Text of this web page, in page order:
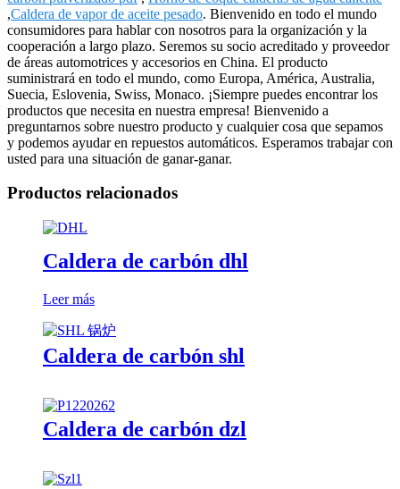
,Caldera de vapor de aceite pesado. Bienvenido en todo el mundo
consumidores para hablar con nosotros para la organización y la
cooperación a largo plazo. Seremos su socio acreditado y proveedor
de áreas automotrices y accesorios en China. El producto
suministrará en todo el mundo, como Europa, América, Australia,
Suecia, Eslovenia, Swiss, Monaco. ¡Siempre puedes encontrar los
productos que necesita en nuestra empresa! Bienvenido a
preguntarnos sobre nuestro producto y cualquier cosa que sepamos
y podemos ayudar en repuestos automáticos. Esperamos trabajar con
usted para una situación de ganar-ganar.
Productos relacionados
Caldera de carbón dhl
Leer más
Caldera de carbón shl
Caldera de carbón dzl